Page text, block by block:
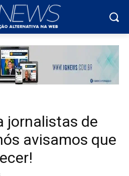
jornalistas de
avisamos que